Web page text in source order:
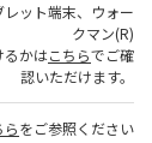
ット端末、ウォー
クマン(R)
かはこちらでご確
認いただけます。
らをご参照ください